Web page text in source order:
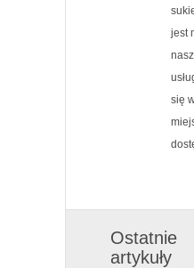
jest
się
Ostatnie
artykuły